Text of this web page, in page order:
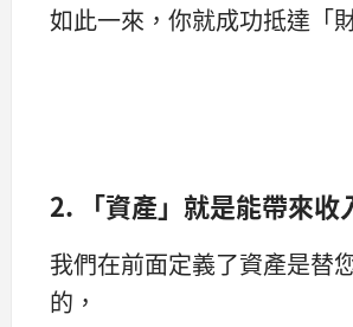
如此一來，你就成功抵達「
2. 「資產」就是能帶來收
我們在前面定義了資產是替
的，